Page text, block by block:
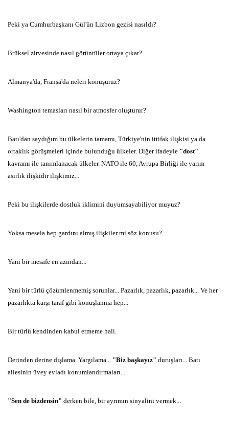
Peki ya Cumhurbaşkanı Gül'ün Lizbon gezisi nasıldı?
Brüksel zirvesinde nasıl görüntüler ortaya çıkar?
Almanya'da, Fransa'da neleri konuşuruz?
Washington temasları nasıl bir atmosfer oluşturur?
Batı'dan saydığım bu ülkelerin tamamı, Türkiye'nin ittifak ilişkisi ya da
ortaklık görüşmeleri içinde bulunduğu ülkeler. Diğer ifadeyle "dost"
kavramı ile tanımlanacak ülkeler. NATO ile 60, Avrupa Birliği ile yarım
asırlık ilişkidir ilişkimiz...
Peki bu ilişkilerde dostluk iklimini duyumsayabiliyor muyuz?
Yoksa mesela hep gardını almış ilişkiler mi söz konusu?
Yani bir mesafe en azından...
Yani bir türlü çözümlenmemiş sorunlar... Pazarlık, pazarlık, pazarlık... Ve her
pazarlıkta karşı taraf gibi konuşlanma hep...
Bir türlü kendinden kabul etmeme hali.
Derinden derine dışlama. Yargılama... "Biz başkayız" duruşları... Batı
ailesinin üvey evladı konumlandırmaları...
"Sen de bizdensin" derken bile, bir ayrımın sinyalini vermek...